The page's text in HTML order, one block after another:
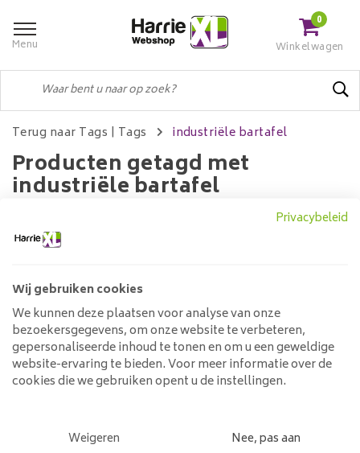
Menu
0
Winkelwagen
Terug naar Tags | Tags industriële bartafel
Producten getagd met
industriële bartafel
Geen producten gevonden!...
Klantenservice
Mijn account
Categorieën
Privacybeleid
Wij gebruiken cookies
We kunnen deze plaatsen voor analyse van onze
bezoekersgegevens, om onze website te verbeteren,
gepersonaliseerde inhoud te tonen en om u een geweldige
website-ervaring te bieden. Voor meer informatie over de
cookies die we gebruiken opent u de instellingen.
Weigeren Nee, pas aan